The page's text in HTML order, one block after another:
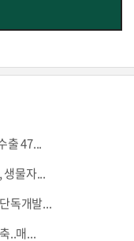
출 47...
생물자...
독개발...
..매...